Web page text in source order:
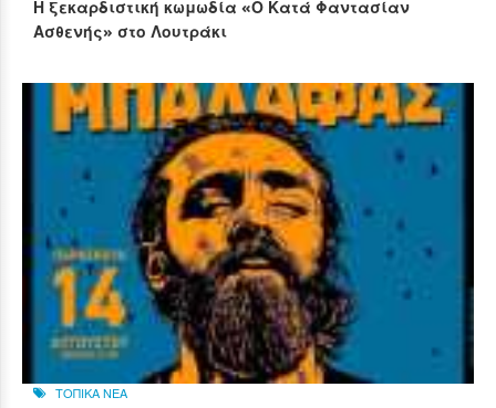
Η ξεκαρδιστική κωμωδία «Ο Κατά Φαντασίαν
Ασθενής» στο Λουτράκι
ΤΟΠΙΚΑ ΝΕΑ